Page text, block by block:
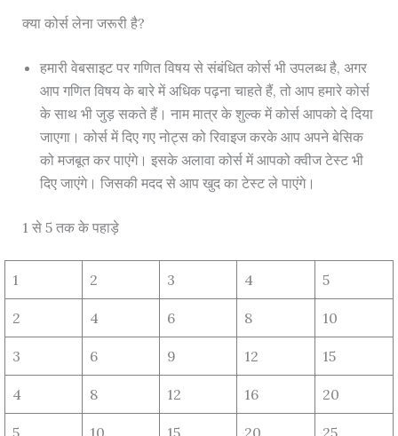
क्या कोर्स लेना जरूरी है?
हमारी वेबसाइट पर गणित विषय से संबंधित कोर्स भी उपलब्ध है, अगर
आप गणित विषय के बारे में अधिक पढ़ना चाहते हैं, तो आप हमारे कोर्स
के साथ भी जुड़ सकते हैं। नाम मात्र के शुल्क में कोर्स आपको दे दिया
जाएगा। कोर्स में दिए गए नोट्स को रिवाइज करके आप अपने बेसिक
को मजबूत कर पाएंगे। इसके अलावा कोर्स में आपको क्वीज टेस्ट भी
दिए जाएंगे। जिसकी मदद से आप खुद का टेस्ट ले पाएंगे।
1 से 5 तक के पहाड़े
1 2 3 4 5
2 4 6 8 10
3 6 9 12 15
4 8 12 16 20